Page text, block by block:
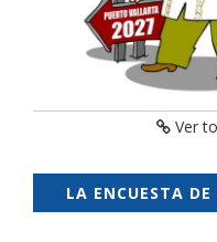
Ver
LA ENCUESTA